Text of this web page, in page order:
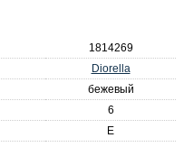
1814269
Diorella
бежевый
6
E